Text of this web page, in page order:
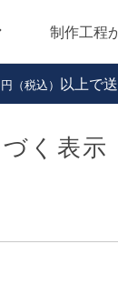
制作工程
円（税込） 以上で
く表示